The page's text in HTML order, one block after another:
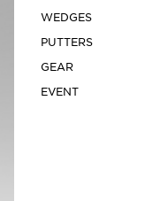
WEDGES
PUTTERS
GEAR
EVENT